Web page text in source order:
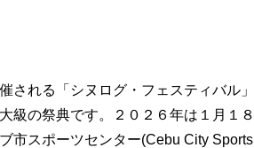
される「シヌログ・フェスティバル
級の祭典です。２０２６年は１月１
市スポーツセンター(Cebu City